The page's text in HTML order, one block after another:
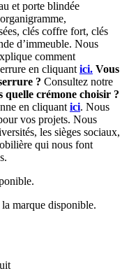
et porte blindée
clés coffre fort, clés
d’immeuble. Nous
comment
en cliquant ici. Vous
? Consultez notre
quelle crémone choisir ?
en cliquant ici. Nous
vos projets. Nous
les sièges sociaux,
qui nous font
marque disponible.